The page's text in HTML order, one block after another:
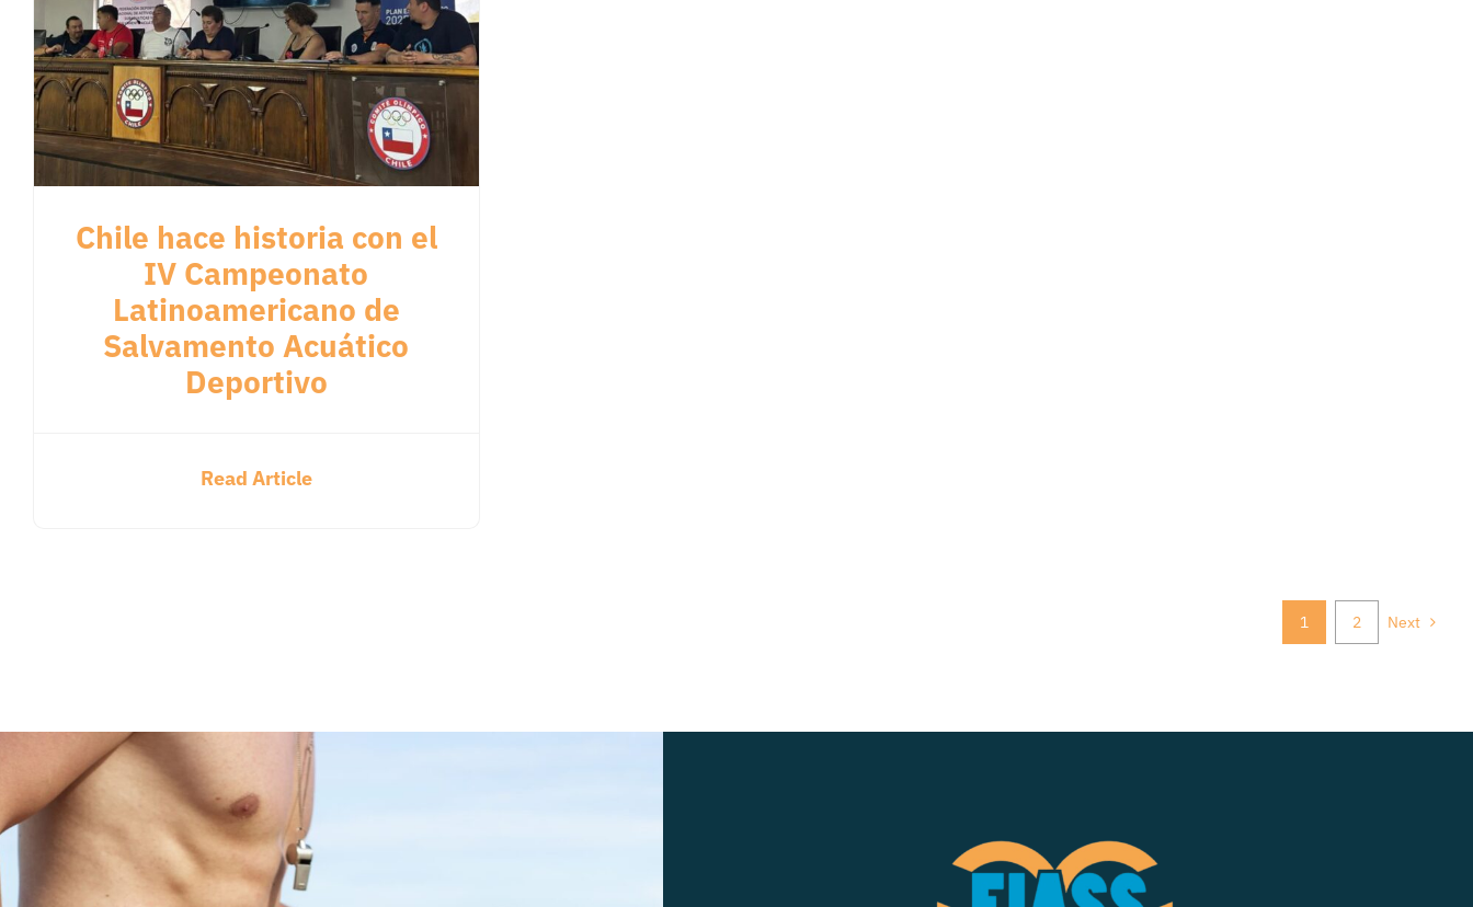
Chile hace historia con el
IV Campeonato
Latinoamericano de
Salvamento Acuático
Deportivo
Read Article
1 2 Next